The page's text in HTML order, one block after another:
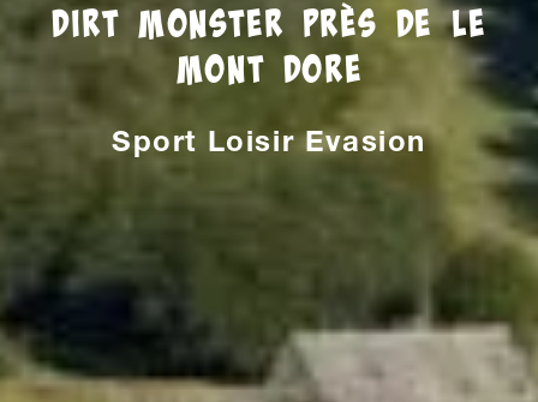
Dirt monster près de Le
Mont Dore
Sport Loisir Evasion